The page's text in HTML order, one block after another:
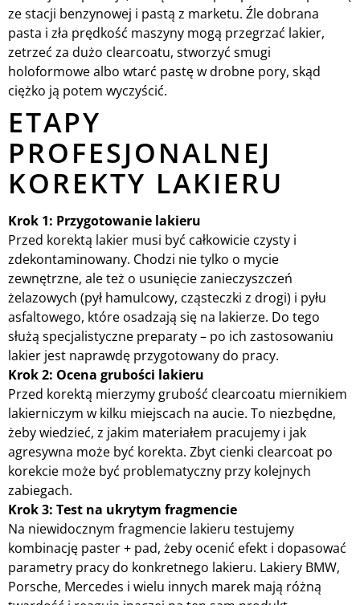
ze stacji benzynowej i pastą z marketu. Źle dobrana
pasta i zła prędkość maszyny mogą przegrzać lakier,
zetrzeć za dużo clearcoatu, stworzyć smugi
holoformowe albo wtarć pastę w drobne pory, skąd
ciężko ją potem wyczyścić.
ETAPY
PROFESJONALNEJ
KOREKTY LAKIERU
Krok 1: Przygotowanie lakieru
Przed korektą lakier musi być całkowicie czysty i
zdekontaminowany. Chodzi nie tylko o mycie
zewnętrzne, ale też o usunięcie zanieczyszczeń
żelazowych (pył hamulcowy, cząsteczki z drogi) i pyłu
asfaltowego, które osadzają się na lakierze. Do tego
służą specjalistyczne preparaty – po ich zastosowaniu
lakier jest naprawdę przygotowany do pracy.
Krok 2: Ocena grubości lakieru
Przed korektą mierzymy grubość clearcoatu miernikiem
lakierniczym w kilku miejscach na aucie. To niezbędne,
żeby wiedzieć, z jakim materiałem pracujemy i jak
agresywna może być korekta. Zbyt cienki clearcoat po
korekcie może być problematyczny przy kolejnych
zabiegach.
Krok 3: Test na ukrytym fragmencie
Na niewidocznym fragmencie lakieru testujemy
kombinację paster + pad, żeby ocenić efekt i dopasować
parametry pracy do konkretnego lakieru. Lakiery BMW,
Porsche, Mercedes i wielu innych marek mają różną